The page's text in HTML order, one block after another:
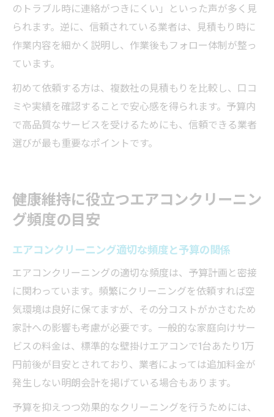
のトラブル時に連絡がつきにくい」といった声が多く見
られます。逆に、信頼されている業者は、見積もり時に
作業内容を細かく説明し、作業後もフォロー体制が整っ
ています。
初めて依頼する方は、複数社の見積もりを比較し、口コ
ミや実績を確認することで安心感を得られます。予算内
で高品質なサービスを受けるためにも、信頼できる業者
選びが最も重要なポイントです。
健康維持に役立つエアコンクリーニン
グ頻度の目安
エアコンクリーニング適切な頻度と予算の関係
エアコンクリーニングの適切な頻度は、予算計画と密接
に関わっています。頻繁にクリーニングを依頼すれば空
気環境は良好に保てますが、その分コストがかさむため
家計への影響も考慮が必要です。一般的な家庭向けサー
ビスの料金は、標準的な壁掛けエアコンで1台あたり1万
円前後が目安とされており、業者によっては追加料金が
発生しない明朗会計を掲げている場合もあります。
予算を抑えつつ効果的なクリーニングを行うためには、